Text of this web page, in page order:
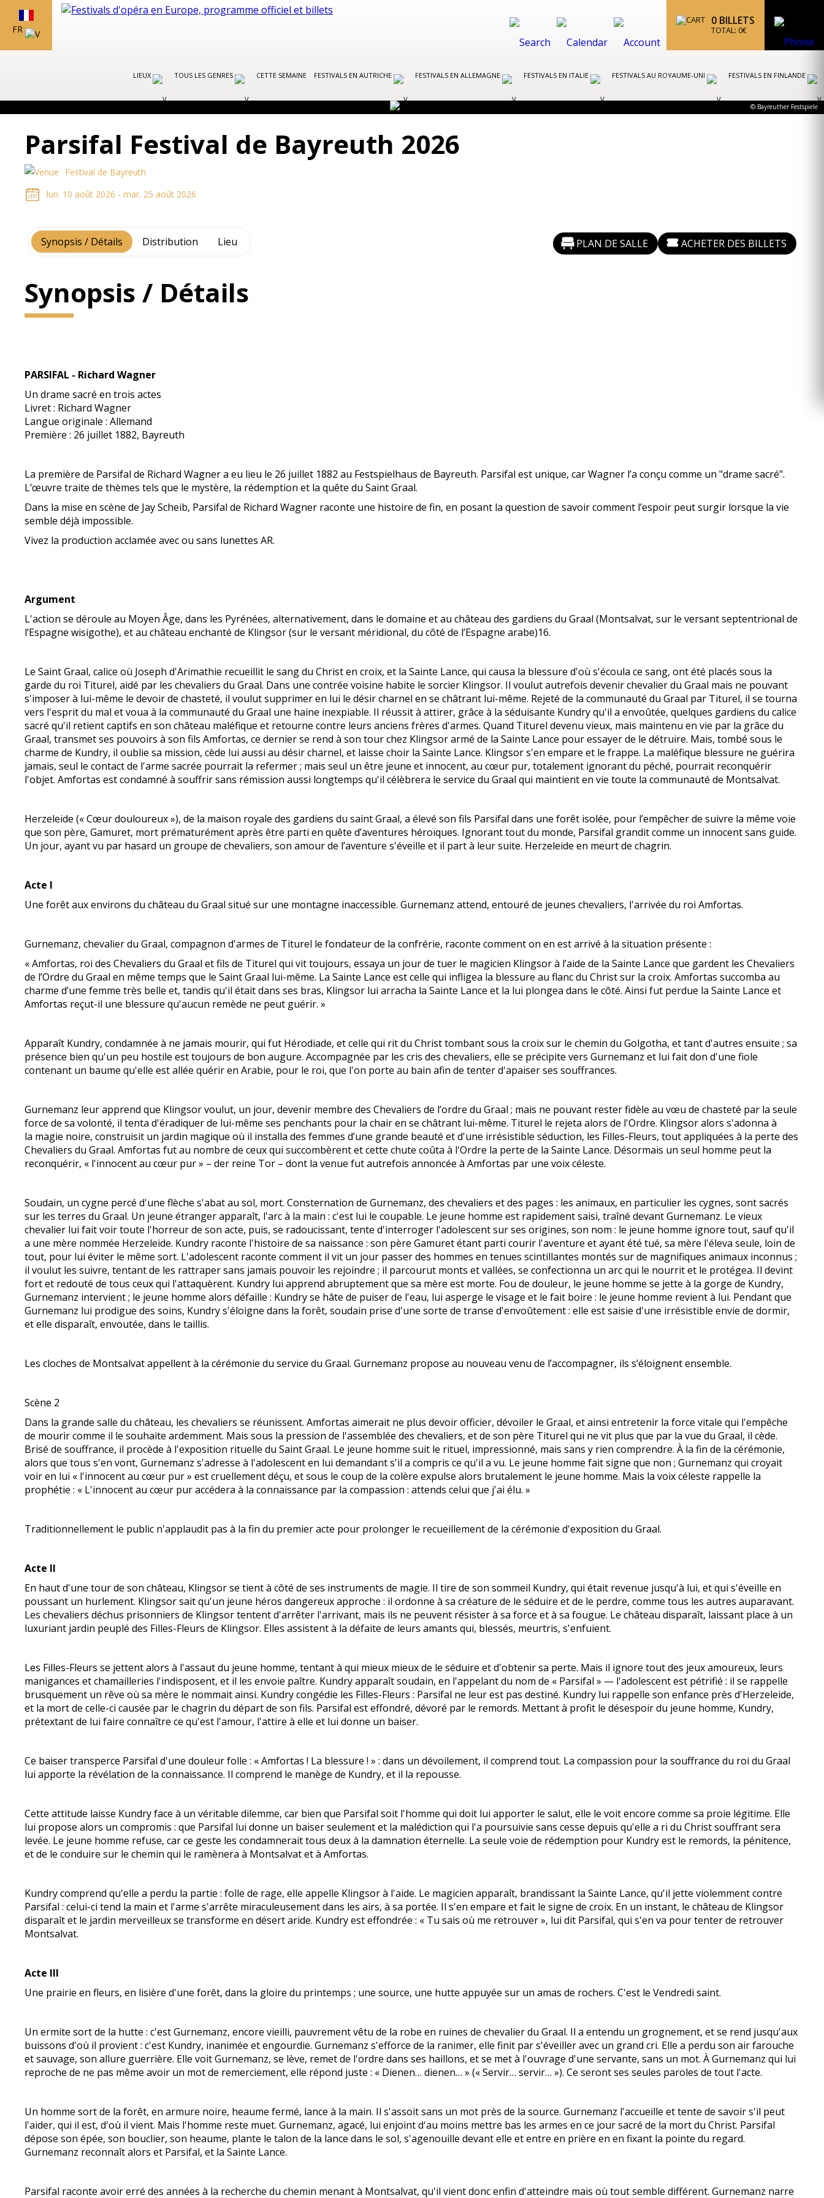
FR
0 BILLETS
TOTAL: 0€
LIEUX TOUS LES GENRES CETTE SEMAINE FESTIVALS EN AUTRICHE FESTIVALS EN ALLEMAGNE FESTIVALS EN ITALIE FESTIVALS AU ROYAUME-UNI FESTIVALS EN FINLANDE
© Bayreuther Festspiele
Parsifal Festival de Bayreuth 2026
Festival de Bayreuth
lun. 10 août 2026 - mar. 25 août 2026
Synopsis / Détails Distribution Lieu PLAN DE SALLE ACHETER DES BILLETS
Synopsis / Détails
PARSIFAL - Richard Wagner
Un drame sacré en trois actes
Livret : Richard Wagner
Langue originale : Allemand
Première : 26 juillet 1882, Bayreuth
La première de Parsifal de Richard Wagner a eu lieu le 26 juillet 1882 au Festspielhaus de Bayreuth. Parsifal est unique, car Wagner l’a conçu comme un "drame sacré".
L’œuvre traite de thèmes tels que le mystère, la rédemption et la quête du Saint Graal.
Dans la mise en scène de Jay Scheib, Parsifal de Richard Wagner raconte une histoire de fin, en posant la question de savoir comment l’espoir peut surgir lorsque la vie
semble déjà impossible.
Vivez la production acclamée avec ou sans lunettes AR.
Argument
L'action se déroule au Moyen Âge, dans les Pyrénées, alternativement, dans le domaine et au château des gardiens du Graal (Montsalvat, sur le versant septentrional de
l’Espagne wisigothe), et au château enchanté de Klingsor (sur le versant méridional, du côté de l’Espagne arabe)16.
Le Saint Graal, calice où Joseph d'Arimathie recueillit le sang du Christ en croix, et la Sainte Lance, qui causa la blessure d'où s'écoula ce sang, ont été placés sous la
garde du roi Titurel, aidé par les chevaliers du Graal. Dans une contrée voisine habite le sorcier Klingsor. Il voulut autrefois devenir chevalier du Graal mais ne pouvant
s'imposer à lui-même le devoir de chasteté, il voulut supprimer en lui le désir charnel en se châtrant lui-même. Rejeté de la communauté du Graal par Titurel, il se tourna
vers l'esprit du mal et voua à la communauté du Graal une haine inexpiable. Il réussit à attirer, grâce à la séduisante Kundry qu'il a envoûtée, quelques gardiens du calice
sacré qu'il retient captifs en son château maléfique et retourne contre leurs anciens frères d'armes. Quand Titurel devenu vieux, mais maintenu en vie par la grâce du
Graal, transmet ses pouvoirs à son fils Amfortas, ce dernier se rend à son tour chez Klingsor armé de la Sainte Lance pour essayer de le détruire. Mais, tombé sous le
charme de Kundry, il oublie sa mission, cède lui aussi au désir charnel, et laisse choir la Sainte Lance. Klingsor s'en empare et le frappe. La maléfique blessure ne guérira
jamais, seul le contact de l'arme sacrée pourrait la refermer ; mais seul un être jeune et innocent, au cœur pur, totalement ignorant du péché, pourrait reconquérir
l'objet. Amfortas est condamné à souffrir sans rémission aussi longtemps qu'il célèbrera le service du Graal qui maintient en vie toute la communauté de Montsalvat.
Herzeleide (« Cœur douloureux »), de la maison royale des gardiens du saint Graal, a élevé son fils Parsifal dans une forêt isolée, pour l’empêcher de suivre la même voie
que son père, Gamuret, mort prématurément après être parti en quête d’aventures héroïques. Ignorant tout du monde, Parsifal grandit comme un innocent sans guide.
Un jour, ayant vu par hasard un groupe de chevaliers, son amour de l’aventure s'éveille et il part à leur suite. Herzeleide en meurt de chagrin.
Acte I
Une forêt aux environs du château du Graal situé sur une montagne inaccessible. Gurnemanz attend, entouré de jeunes chevaliers, l'arrivée du roi Amfortas.
Gurnemanz, chevalier du Graal, compagnon d'armes de Titurel le fondateur de la confrérie, raconte comment on en est arrivé à la situation présente :
« Amfortas, roi des Chevaliers du Graal et fils de Titurel qui vit toujours, essaya un jour de tuer le magicien Klingsor à l’aide de la Sainte Lance que gardent les Chevaliers
de l’Ordre du Graal en même temps que le Saint Graal lui-même. La Sainte Lance est celle qui infligea la blessure au flanc du Christ sur la croix. Amfortas succomba au
charme d’une femme très belle et, tandis qu'il était dans ses bras, Klingsor lui arracha la Sainte Lance et la lui plongea dans le côté. Ainsi fut perdue la Sainte Lance et
Amfortas reçut-il une blessure qu'aucun remède ne peut guérir. »
Apparaît Kundry, condamnée à ne jamais mourir, qui fut Hérodiade, et celle qui rit du Christ tombant sous la croix sur le chemin du Golgotha, et tant d'autres ensuite ; sa
présence bien qu'un peu hostile est toujours de bon augure. Accompagnée par les cris des chevaliers, elle se précipite vers Gurnemanz et lui fait don d'une fiole
contenant un baume qu'elle est allée quérir en Arabie, pour le roi, que l'on porte au bain afin de tenter d'apaiser ses souffrances.
Gurnemanz leur apprend que Klingsor voulut, un jour, devenir membre des Chevaliers de l’ordre du Graal ; mais ne pouvant rester fidèle au vœu de chasteté par la seule
force de sa volonté, il tenta d'éradiquer de lui-même ses penchants pour la chair en se châtrant lui-même. Titurel le rejeta alors de l'Ordre. Klingsor alors s'adonna à
la magie noire, construisit un jardin magique où il installa des femmes d’une grande beauté et d'une irrésistible séduction, les Filles-Fleurs, tout appliquées à la perte des
Chevaliers du Graal. Amfortas fut au nombre de ceux qui succombèrent et cette chute coûta à l'Ordre la perte de la Sainte Lance. Désormais un seul homme peut la
reconquérir, « l'innocent au cœur pur » – der reine Tor – dont la venue fut autrefois annoncée à Amfortas par une voix céleste.
Soudain, un cygne percé d'une flèche s'abat au sol, mort. Consternation de Gurnemanz, des chevaliers et des pages : les animaux, en particulier les cygnes, sont sacrés
sur les terres du Graal. Un jeune étranger apparaît, l'arc à la main : c'est lui le coupable. Le jeune homme est rapidement saisi, traîné devant Gurnemanz. Le vieux
chevalier lui fait voir toute l'horreur de son acte, puis, se radoucissant, tente d'interroger l'adolescent sur ses origines, son nom : le jeune homme ignore tout, sauf qu'il
a une mère nommée Herzeleide. Kundry raconte l'histoire de sa naissance : son père Gamuret étant parti courir l'aventure et ayant été tué, sa mère l'éleva seule, loin de
tout, pour lui éviter le même sort. L'adolescent raconte comment il vit un jour passer des hommes en tenues scintillantes montés sur de magnifiques animaux inconnus ;
il voulut les suivre, tentant de les rattraper sans jamais pouvoir les rejoindre ; il parcourut monts et vallées, se confectionna un arc qui le nourrit et le protégea. Il devint
fort et redouté de tous ceux qui l'attaquèrent. Kundry lui apprend abruptement que sa mère est morte. Fou de douleur, le jeune homme se jette à la gorge de Kundry,
Gurnemanz intervient ; le jeune homme alors défaille : Kundry se hâte de puiser de l'eau, lui asperge le visage et le fait boire : le jeune homme revient à lui. Pendant que
Gurnemanz lui prodigue des soins, Kundry s'éloigne dans la forêt, soudain prise d'une sorte de transe d'envoûtement : elle est saisie d'une irrésistible envie de dormir,
et elle disparaît, envoutée, dans le taillis.
Les cloches de Montsalvat appellent à la cérémonie du service du Graal. Gurnemanz propose au nouveau venu de l’accompagner, ils s’éloignent ensemble.
Scène 2
Dans la grande salle du château, les chevaliers se réunissent. Amfortas aimerait ne plus devoir officier, dévoiler le Graal, et ainsi entretenir la force vitale qui l'empêche
de mourir comme il le souhaite ardemment. Mais sous la pression de l'assemblée des chevaliers, et de son père Titurel qui ne vit plus que par la vue du Graal, il cède.
Brisé de souffrance, il procède à l'exposition rituelle du Saint Graal. Le jeune homme suit le rituel, impressionné, mais sans y rien comprendre. À la fin de la cérémonie,
alors que tous s'en vont, Gurnemanz s'adresse à l'adolescent en lui demandant s'il a compris ce qu'il a vu. Le jeune homme fait signe que non ; Gurnemanz qui croyait
voir en lui « l'innocent au cœur pur » est cruellement déçu, et sous le coup de la colère expulse alors brutalement le jeune homme. Mais la voix céleste rappelle la
prophétie : « L'innocent au cœur pur accédera à la connaissance par la compassion : attends celui que j'ai élu. »
Traditionnellement le public n'applaudit pas à la fin du premier acte pour prolonger le recueillement de la cérémonie d'exposition du Graal.
Acte II
En haut d'une tour de son château, Klingsor se tient à côté de ses instruments de magie. Il tire de son sommeil Kundry, qui était revenue jusqu'à lui, et qui s'éveille en
poussant un hurlement. Klingsor sait qu'un jeune héros dangereux approche : il ordonne à sa créature de le séduire et de le perdre, comme tous les autres auparavant.
Les chevaliers déchus prisonniers de Klingsor tentent d'arrêter l'arrivant, mais ils ne peuvent résister à sa force et à sa fougue. Le château disparaît, laissant place à un
luxuriant jardin peuplé des Filles-Fleurs de Klingsor. Elles assistent à la défaite de leurs amants qui, blessés, meurtris, s'enfuient.
Les Filles-Fleurs se jettent alors à l'assaut du jeune homme, tentant à qui mieux mieux de le séduire et d'obtenir sa perte. Mais il ignore tout des jeux amoureux, leurs
manigances et chamailleries l'indisposent, et il les envoie paître. Kundry apparaît soudain, en l'appelant du nom de « Parsifal » — l'adolescent est pétrifié : il se rappelle
brusquement un rêve où sa mère le nommait ainsi. Kundry congédie les Filles-Fleurs : Parsifal ne leur est pas destiné. Kundry lui rappelle son enfance près d'Herzeleide,
et la mort de celle-ci causée par le chagrin du départ de son fils. Parsifal est effondré, dévoré par le remords. Mettant à profit le désespoir du jeune homme, Kundry,
prétextant de lui faire connaître ce qu'est l'amour, l'attire à elle et lui donne un baiser.
Ce baiser transperce Parsifal d'une douleur folle : « Amfortas ! La blessure ! » : dans un dévoilement, il comprend tout. La compassion pour la souffrance du roi du Graal
lui apporte la révélation de la connaissance. Il comprend le manège de Kundry, et il la repousse.
Cette attitude laisse Kundry face à un véritable dilemme, car bien que Parsifal soit l'homme qui doit lui apporter le salut, elle le voit encore comme sa proie légitime. Elle
lui propose alors un compromis : que Parsifal lui donne un baiser seulement et la malédiction qui l'a poursuivie sans cesse depuis qu'elle a ri du Christ souffrant sera
levée. Le jeune homme refuse, car ce geste les condamnerait tous deux à la damnation éternelle. La seule voie de rédemption pour Kundry est le remords, la pénitence,
et de le conduire sur le chemin qui le ramènera à Montsalvat et à Amfortas.
Kundry comprend qu'elle a perdu la partie : folle de rage, elle appelle Klingsor à l'aide. Le magicien apparaît, brandissant la Sainte Lance, qu'il jette violemment contre
Parsifal : celui-ci tend la main et l'arme s'arrête miraculeusement dans les airs, à sa portée. Il s'en empare et fait le signe de croix. En un instant, le château de Klingsor
disparaît et le jardin merveilleux se transforme en désert aride. Kundry est effondrée : « Tu sais où me retrouver », lui dit Parsifal, qui s'en va pour tenter de retrouver
Montsalvat.
Acte III
Une prairie en fleurs, en lisière d'une forêt, dans la gloire du printemps ; une source, une hutte appuyée sur un amas de rochers. C'est le Vendredi saint.
Un ermite sort de la hutte : c'est Gurnemanz, encore vieilli, pauvrement vêtu de la robe en ruines de chevalier du Graal. Il a entendu un grognement, et se rend jusqu'aux
buissons d'où il provient : c'est Kundry, inanimée et engourdie. Gurnemanz s'efforce de la ranimer, elle finit par s'éveiller avec un grand cri. Elle a perdu son air farouche
et sauvage, son allure guerrière. Elle voit Gurnemanz, se lève, remet de l'ordre dans ses haillons, et se met à l'ouvrage d'une servante, sans un mot. À Gurnemanz qui lui
reproche de ne pas même avoir un mot de remerciement, elle répond juste : « Dienen… dienen… » (« Servir… servir… »). Ce seront ses seules paroles de tout l'acte.
Un homme sort de la forêt, en armure noire, heaume fermé, lance à la main. Il s'assoit sans un mot près de la source. Gurnemanz l'accueille et tente de savoir s'il peut
l'aider, qui il est, d'où il vient. Mais l'homme reste muet. Gurnemanz, agacé, lui enjoint d'au moins mettre bas les armes en ce jour sacré de la mort du Christ. Parsifal
dépose son épée, son bouclier, son heaume, plante le talon de la lance dans le sol, s'agenouille devant elle et entre en prière en en fixant la pointe du regard.
Gurnemanz reconnaît alors et Parsifal, et la Sainte Lance.
Parsifal raconte avoir erré des années à la recherche du chemin menant à Montsalvat, qu'il vient donc enfin d'atteindre mais où tout semble différent. Gurnemanz narre